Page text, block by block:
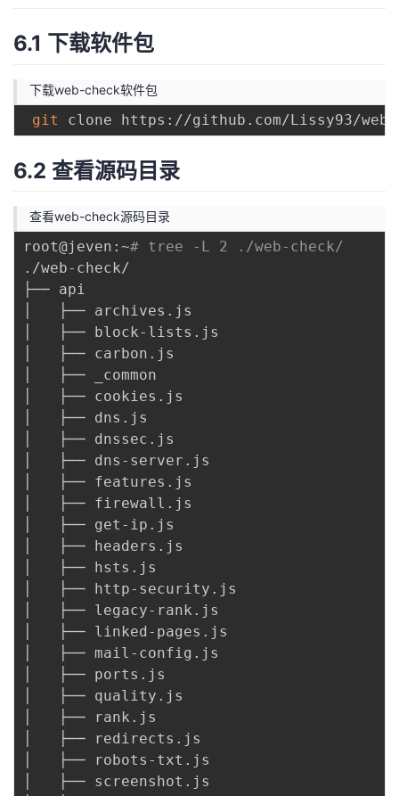
6.1 下载软件包
下载web-check软件包
git
6.2 查看源码目录
查看web-check源码目录
root@jeven:~# tree -L 2 ./web-check/
./web-check/
├── api
│   ├── archives.js
│   ├── block-lists.js
│   ├── carbon.js
│   ├── _common
│   ├── cookies.js
│   ├── dns.js
│   ├── dnssec.js
│   ├── dns-server.js
│   ├── features.js
│   ├── firewall.js
│   ├── get-ip.js
│   ├── headers.js
│   ├── hsts.js
│   ├── http-security.js
│   ├── legacy-rank.js
│   ├── linked-pages.js
│   ├── mail-config.js
│   ├── ports.js
│   ├── quality.js
│   ├── rank.js
│   ├── redirects.js
│   ├── robots-txt.js
│   ├── screenshot.js